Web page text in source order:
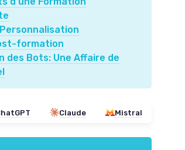
formation
des Bots: Une Affaire de
Claude Mistral